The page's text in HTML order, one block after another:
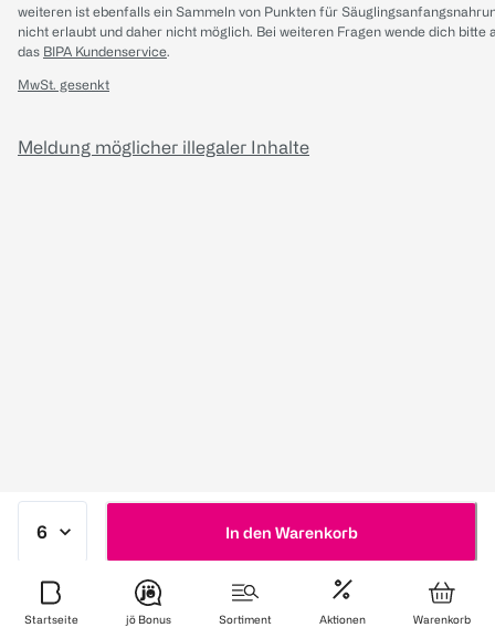
In den Warenkorb
weiteren ist ebenfalls ein Sammeln von Punkten für
nicht erlaubt und daher nicht möglich. Bei weiteren Fragen wende dich bitte
das BIPA Kundenservice.
MwSt. gesenkt
Meldung möglicher illegaler Inhalte
Startseite jö Bonus Sortiment Aktionen Warenkorb